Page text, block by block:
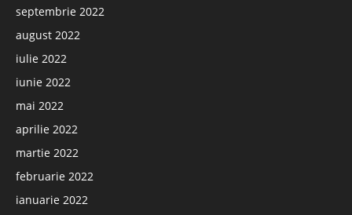
septembrie 2022
august 2022
iulie 2022
iunie 2022
mai 2022
aprilie 2022
martie 2022
februarie 2022
ianuarie 2022